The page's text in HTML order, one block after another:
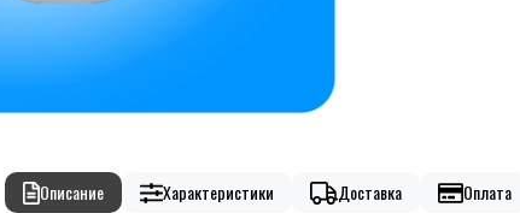
Описание Характеристики Доставка Оплата